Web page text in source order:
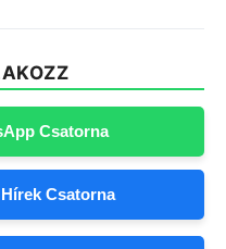
Csatorna
Csatorna